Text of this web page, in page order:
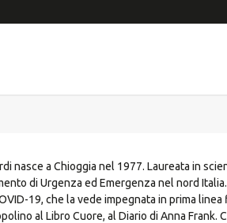
nasce a Chioggia nel 1977. Laureata in
di Urgenza ed Emergenza nel nord
19, che la vede impegnata in prima
al Libro Cuore, al Diario di Anna